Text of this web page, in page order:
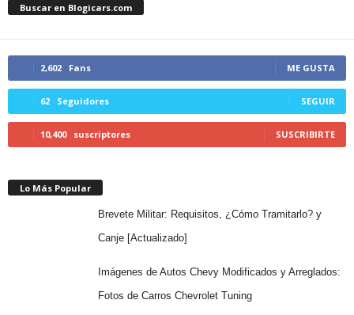
Buscar en Blogicars.com
2,602 Fans ME GUSTA
62 Seguidores SEGUIR
10,400 suscriptores SUSCRIBIRTE
Lo Más Popular
Brevete Militar: Requisitos, ¿Cómo Tramitarlo? y
Canje [Actualizado]
Imágenes de Autos Chevy Modificados y Arreglados:
Fotos de Carros Chevrolet Tuning